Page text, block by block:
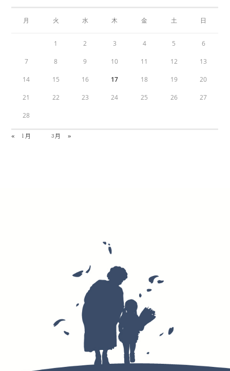
月 火 水 木 金 土 日
1 2 3 4 5 6
7 8 9 10 11 12 13
14 15 16 17 18 19 20
21 22 23 24 25 26 27
28
« 1月 3月 »